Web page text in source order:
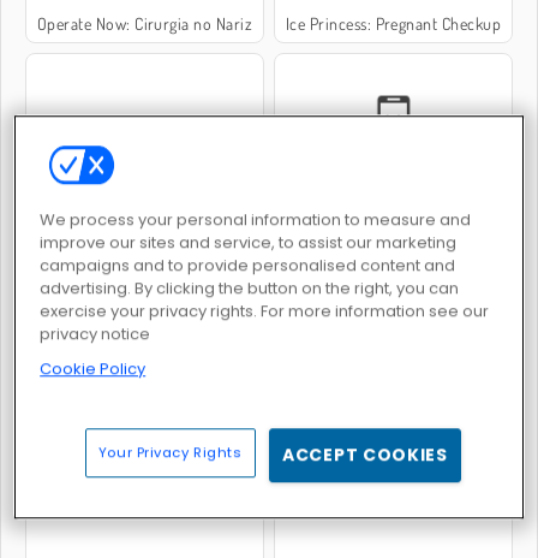
Operate Now: Cirurgia no Nariz Ice Princess: Pregnant Checkup
Operate Now: Pericardium Surgery Operate Now: Cirurgia ocular
We process your personal information to measure and
improve our sites and service, to assist our marketing
campaigns and to provide personalised content and
advertising. By clicking the button on the right, you can
exercise your privacy rights. For more information see our
privacy notice
Cookie Policy
Your Privacy Rights ACCEPT COOKIES